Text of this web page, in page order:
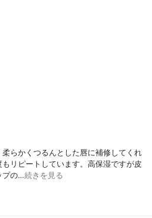
らかくつるんとした唇に補修してくれ
リピートしています。高保湿ですが皮
プの…続きを見る